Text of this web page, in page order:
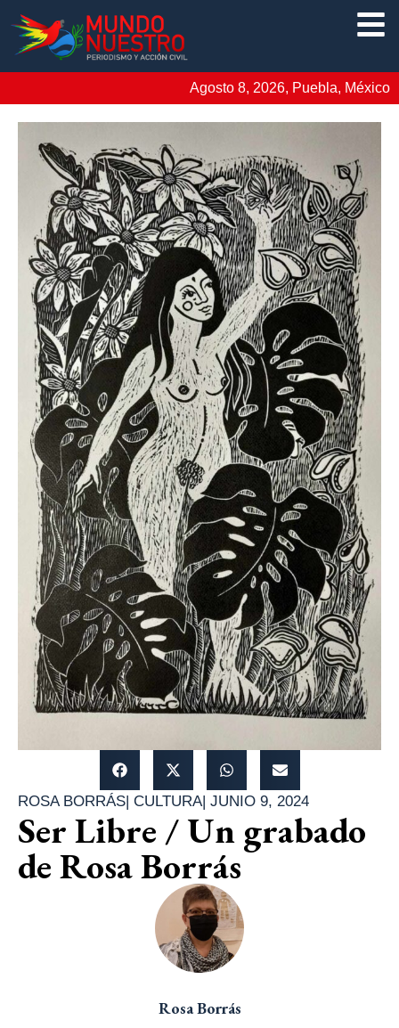
Agosto 8, 2026, Puebla, México
ROSA BORRÁS| CULTURA| JUNIO 9, 2024
Ser Libre / Un grabado
de Rosa Borrás
Rosa Borrás